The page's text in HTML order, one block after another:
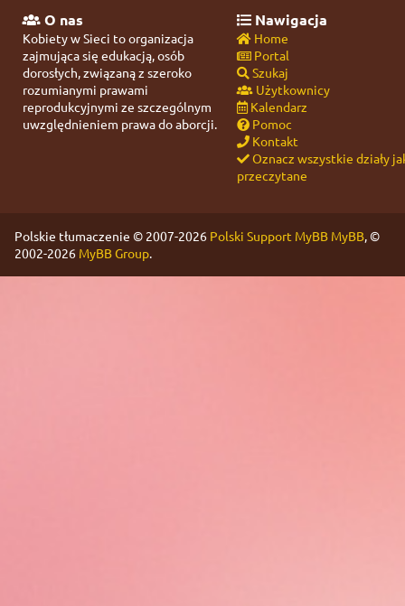
O nas
Kobiety w Sieci to organizacja
zajmująca się edukacją, osób
dorosłych, związaną z szeroko
rozumianymi prawami
reprodukcyjnymi ze szczególnym
uwzględnieniem prawa do aborcji.
Nawigacja
Home
Portal
Szukaj
Użytkownicy
Kalendarz
Pomoc
Kontakt
Oznacz wszystkie działy
przeczytane
Polskie tłumaczenie © 2007-2026 Polski Support MyBB MyBB, ©
2002-2026 MyBB Group.